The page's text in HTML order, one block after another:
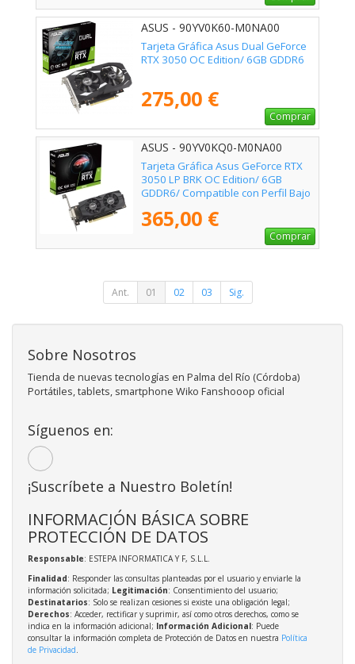
ASUS - 90YV0K60-M0NA00
Tarjeta Gráfica Asus Dual GeForce
RTX 3050 OC Edition/ 6GB GDDR6
275,00 €
Comprar
ASUS - 90YV0KQ0-M0NA00
Tarjeta Gráfica Asus GeForce RTX
3050 LP BRK OC Edition/ 6GB
GDDR6/ Compatible con Perfil Bajo
365,00 €
Comprar
Ant. 01 02 03 Sig.
Sobre Nosotros
Tienda de nuevas tecnologías en Palma del Río (Córdoba)
Portátiles, tablets, smartphone Wiko Fanshooop oficial
Síguenos en:
¡Suscríbete a Nuestro Boletín!
INFORMACIÓN BÁSICA SOBRE
PROTECCIÓN DE DATOS
Responsable: ESTEPA INFORMATICA Y F, S.L.L.
Finalidad: Responder las consultas planteadas por el usuario y enviarle la
información solicitada; Legitimación: Consentimiento del usuario;
Destinatarios: Solo se realizan cesiones si existe una obligación legal;
Derechos: Acceder, rectificar y suprimir, así como otros derechos, como se
indica en la información adicional; Información Adicional: Puede
consultar la información completa de Protección de Datos en nuestra Política
de Privacidad.